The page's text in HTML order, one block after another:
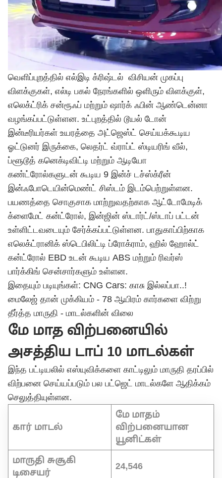
வெளிப்புறத்தில் எல்இடி க்ரிஷ்டல் விசியன் முகப்பு
விளக்குகள், எல்டி பகல் நேரங்களில் ஒளிரும் விளக்குள்,
எலெக்ட்ரிக் சன்ரூஃப் மற்றும் ஷார்க் ஃபின் ஆண்டென்னா
வழங்கப்பட்டுள்ளன. உட்புறத்தில் டூயல் டோன்
இன்டீரியர்கள் உயரத்தை அட்ஜெஸ்ட் செய்யக்கூடிய
ஓட்டுனர் இருக்கை, லெதர்ட் வ்ராப்ட் ஸ்டியரிங் வீல்,
ப்ளூடூத் கனெக்டிவிட்டி மற்றும் ஆடியோ
கண்ட்ரோல்களுடன் கூடிய 9 இன்ச் டச்ஸ்க்ரீன்
இன்ஃபோடெயின்மெண்ட் சிஸ்டம் இடம்பெற்றுள்ளன.
பயணத்தை சொகுசாக மாற்றுவதற்காக ஆட்டோமேடிக்
க்ளைமேட் கன்ட்ரோல், இன்ஜின் ஸ்டார்ட்/ஸ்டாப் பட்டன்
உள்ளிட்டவடையும் சேர்க்கப்பட்டுள்ளன. பாதுகாப்பிற்காக
எலெக்ட்ரானிக் ஸ்டெபிலிட்டி ப்ரோக்ராம், ஹில் ஹோல்ட்
கன்ட்ரோல் EBD உடன் கூடிய ABS மற்றும் ரிவர்ஸ்
பார்க்கிங் சென்சார்களும் உள்ளன.
இதையும் படியுங்கள்: CNG Cars: காசு இல்லப்பா..!
மைலேஜ் தான் முக்கியம் - 78 ஆயிரம் கார்களை விற்று
தீர்த்த மாருதி - மாடல்களின் விலை
மே மாத விற்பனையில்
அசத்திய டாப் 10 மாடல்கள்
இந்த பட்டியலில் எஸ்யுவிக்களை காட்டிலும் மாருதி தரப்பில்
விற்பனை செய்யப்படும் பல பட்ஜெட் மாடல்களே ஆதிக்கம்
செலுத்தியுள்ளன.
கார் மாடல்
மே மாதம்
விற்பனையான
யூனிட்கள்
மாருதி சுசூகி
டிசையர்
24,546